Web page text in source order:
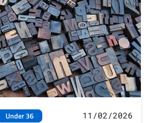
Under 36 11/02/2026